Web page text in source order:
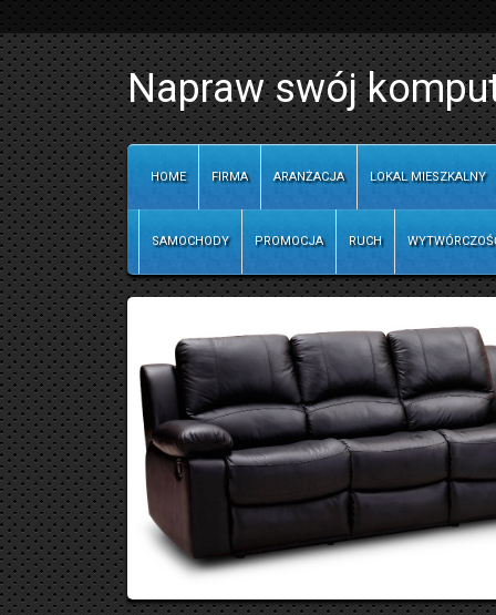
Napraw swój
HOME FIRMA ARANŻACJA LOKAL MIESZKALNY
SAMOCHODY PROMOCJA RUCH